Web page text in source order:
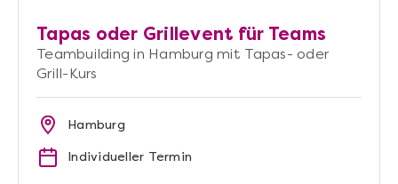
Tapas oder Grillevent für Teams
Teambuilding in Hamburg mit Tapas- oder
Grill-Kurs
Hamburg
Individueller Termin